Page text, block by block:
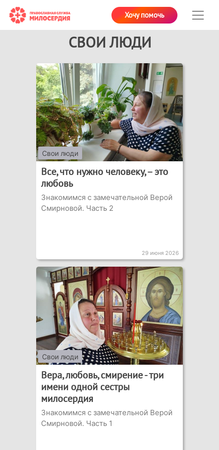
Хочу помочь
СВОИ ЛЮДИ
Свои люди
Все, что нужно человеку, – это
любовь
Знакомимся с замечательной Верой
Смирновой. Часть 2
29 июня 2026
Свои люди
Вера, любовь, смирение - три
имени одной сестры
милосердия
Знакомимся с замечательной Верой
Смирновой. Часть 1